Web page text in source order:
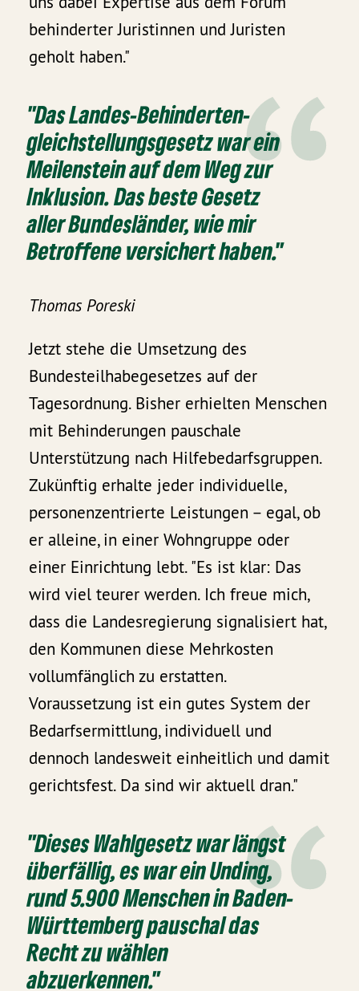
behinderter Juristinnen und Juristen
geholt haben."
"Das Landes-Behinderten­
gleichstellungs­gesetz war ein
Meilenstein auf dem Weg zur
Inklusion. Das beste Gesetz
aller Bundesländer, wie mir
Betroffene versichert haben."
Thomas Poreski
Jetzt stehe die Umsetzung des
Bundesteilhabe­gesetzes auf der
Tagesordnung. Bisher erhielten Menschen
mit Behinderungen pauschale
Unterstützung nach Hilfebedarfs­gruppen.
Zukünftig erhalte jeder individuelle,
personenzentrierte Leistungen – egal, ob
er alleine, in einer Wohngruppe oder
einer Einrichtung lebt. "Es ist klar: Das
wird viel teurer werden. Ich freue mich,
dass die Landesregierung signalisiert hat,
den Kommunen diese Mehrkosten
vollumfänglich zu erstatten.
Voraussetzung ist ein gutes System der
Bedarfsermittlung, individuell und
dennoch landesweit einheitlich und damit
gerichtsfest. Da sind wir aktuell dran."
"Dieses Wahlgesetz war längst
überfällig, es war ein Unding,
rund 5.900 Menschen in Baden-
Württemberg pauschal das
Recht zu wählen
abzuerkennen."